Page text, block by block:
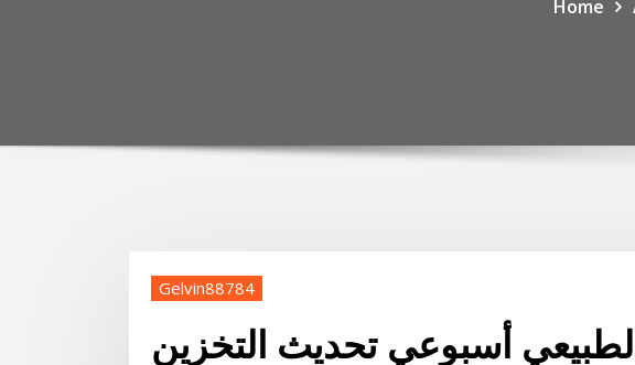
Home
Gelvin88784
أسبوعي تحديث التخزين